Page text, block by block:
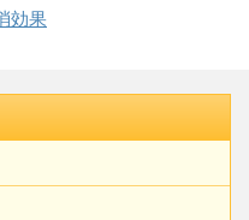
効果